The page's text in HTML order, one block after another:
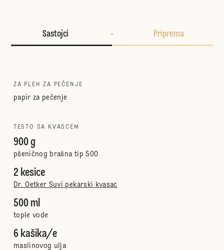
Sastojci Priprema
ZA PLEH ZA PEČENJE
papir za pečenje
TESTO SA KVASCEM
900 g
pšeničnog brašna tip 500
2 kesice
Dr. Oetker Suvi pekarski kvasac
500 ml
tople vode
6 kašika/e
maslinovog ulja